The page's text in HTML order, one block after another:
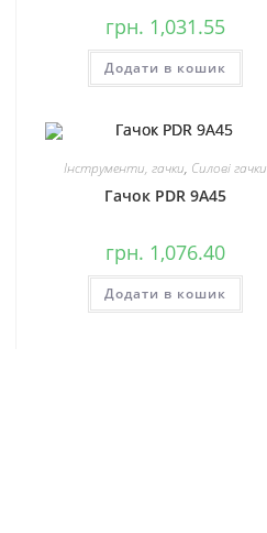
грн. 1,031.55
Додати в кошик
Інструменти, гачки, Силові гачки
Гачок PDR 9A45
грн. 1,076.40
Додати в кошик